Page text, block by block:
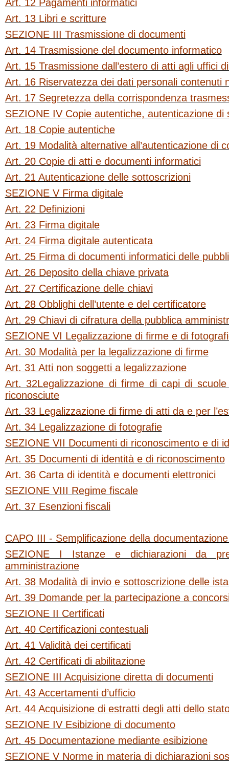
Art. 12 Pagamenti informatici
Art. 13 Libri e scritture
SEZIONE III Trasmissione di documenti
Art. 14 Trasmissione del documento informatico
Art. 15 Trasmissione dall’estero di atti agli uffici
Art. 16 Riservatezza dei dati personali contenuti
Art. 17 Segretezza della corrispondenza
SEZIONE IV Copie autentiche, autenticazione di
Art. 18 Copie autentiche
Art. 19 Modalità alternative all’autenticazione di
Art. 20 Copie di atti e documenti informatici
Art. 21 Autenticazione delle sottoscrizioni
SEZIONE V Firma digitale
Art. 22 Definizioni
Art. 23 Firma digitale
Art. 24 Firma digitale autenticata
Art. 25 Firma di documenti informatici delle
Art. 26 Deposito della chiave privata
Art. 27 Certificazione delle chiavi
Art. 28 Obblighi dell’utente e del certificatore
Art. 29 Chiavi di cifratura della pubblica
SEZIONE VI Legalizzazione di firme e di
Art. 30 Modalità per la legalizzazione di firme
Art. 31 Atti non soggetti a legalizzazione
Art. 32Legalizzazione di firme di capi di
riconosciute
Art. 33 Legalizzazione di firme di atti da e per
Art. 34 Legalizzazione di fotografie
SEZIONE VII Documenti di riconoscimento e di
Art. 35 Documenti di identità e di riconoscimento
Art. 36 Carta di identità e documenti elettronici
SEZIONE VIII Regime fiscale
Art. 37 Esenzioni fiscali
CAPO III - Semplificazione della
SEZIONE I Istanze e dichiarazioni da
amministrazione
Art. 38 Modalità di invio e sottoscrizione delle
Art. 39 Domande per la partecipazione a
SEZIONE II Certificati
Art. 40 Certificazioni contestuali
Art. 41 Validità dei certificati
Art. 42 Certificati di abilitazione
SEZIONE III Acquisizione diretta di documenti
Art. 43 Accertamenti d’ufficio
Art. 44 Acquisizione di estratti degli atti dello
SEZIONE IV Esibizione di documento
Art. 45 Documentazione mediante esibizione
SEZIONE V Norme in materia di dichiarazioni